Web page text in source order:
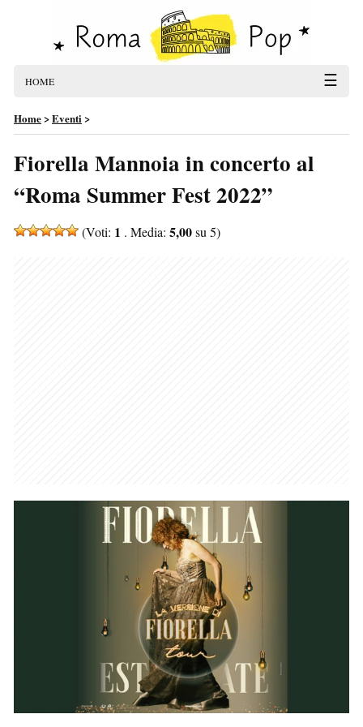
HOME ☰
Home>Eventi>
Fiorella Mannoia in concerto al
“Roma Summer Fest 2022”
(Voti: 1 . Media: 5,00su 5)